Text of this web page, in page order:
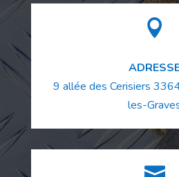

9 allée des Cerisiers
les-